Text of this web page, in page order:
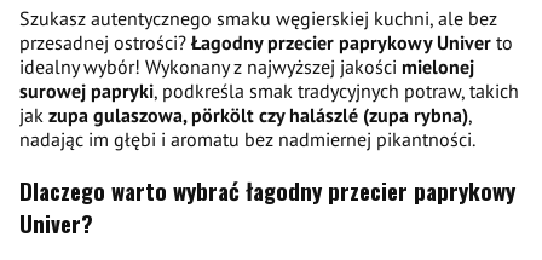
Szukasz autentycznego smaku węgierskiej kuchni, ale bez
przesadnej ostrości? Łagodny przecier paprykowy Univer to
idealny wybór! Wykonany z najwyższej jakości mielonej
surowej papryki, podkreśla smak tradycyjnych potraw, takich
jak zupa gulaszowa, pörkölt czy halászlé (zupa rybna),
nadając im głębi i aromatu bez nadmiernej pikantności.
Dlaczego warto wybrać łagodny przecier paprykowy
Univer?